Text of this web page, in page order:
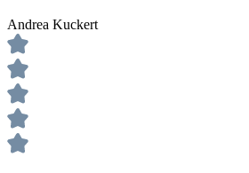
Andrea Kuckert